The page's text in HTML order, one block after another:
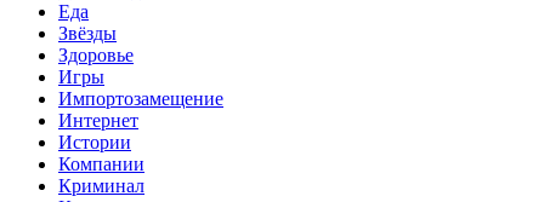
Еда
Звёзды
Здоровье
Игры
Импортозамещение
Интернет
Истории
Компании
Криминал